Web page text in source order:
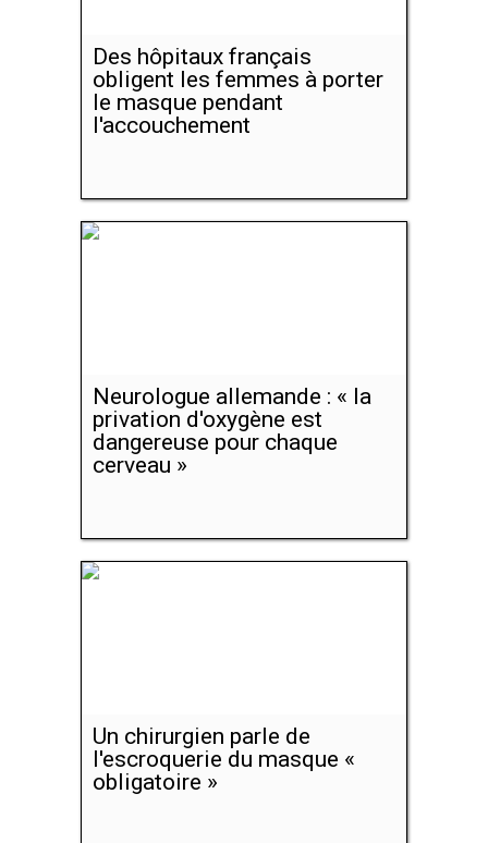
Des hôpitaux français
obligent les femmes à porter
le masque pendant
l'accouchement
Neurologue allemande : « la
privation d'oxygène est
dangereuse pour chaque
cerveau »
Un chirurgien parle de
l'escroquerie du masque «
obligatoire »